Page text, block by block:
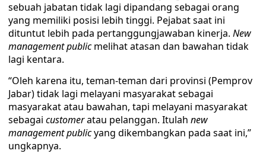
sebuah jabatan tidak lagi dipandang sebagai orang
yang memiliki posisi lebih tinggi. Pejabat saat ini
dituntut lebih pada pertanggungjawaban kinerja. New
management publicmelihat atasan dan bawahan tidak
lagi kentara.
“Oleh karena itu, teman-teman dari provinsi (Pemprov
Jabar) tidak lagi melayani masyarakat sebagai
masyarakat atau bawahan, tapi melayani masyarakat
sebagai customeratau pelanggan. Itulah new
management publicyang dikembangkan pada saat ini,”
ungkapnya.